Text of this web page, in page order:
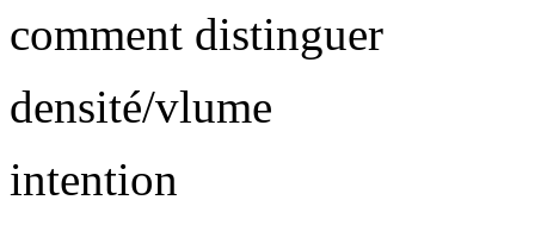
comment distinguer
densité/vlume
intention